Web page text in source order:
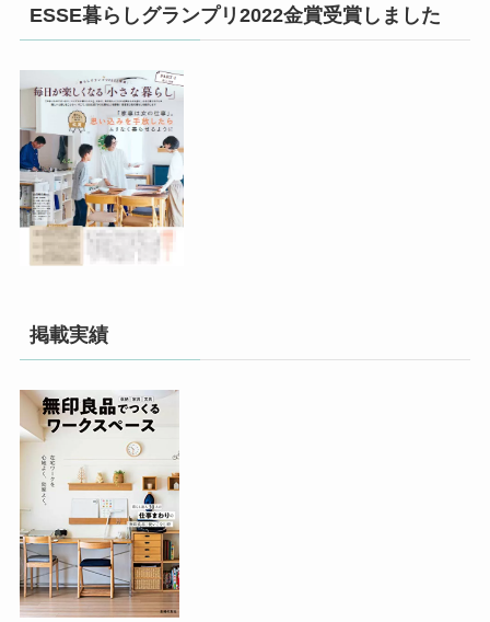
ESSE暮らしグランプリ2022金賞受賞しました
掲載実績